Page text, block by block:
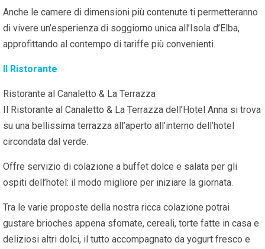
Anche le camere di dimensioni più contenute ti permetteranno
di vivere un’esperienza di soggiorno unica all’Isola d’Elba,
approfittando al contempo di tariffe più convenienti.
Il Ristorante
Ristorante al Canaletto & La Terrazza
Il Ristorante al Canaletto & La Terrazza dell’Hotel Anna si trova
su una bellissima terrazza all’aperto all’interno dell’hotel
circondata dal verde.
Offre servizio di colazione a buffet dolce e salata per gli
ospiti dell’hotel: il modo migliore per iniziare la giornata.
Tra le varie proposte della nostra ricca colazione potrai
gustare brioches appena sfornate, cereali, torte fatte in casa e
deliziosi altri dolci, il tutto accompagnato da yogurt fresco e